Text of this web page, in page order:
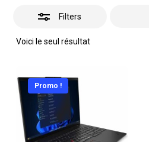
Filters
Voici le seul résultat
Promo !